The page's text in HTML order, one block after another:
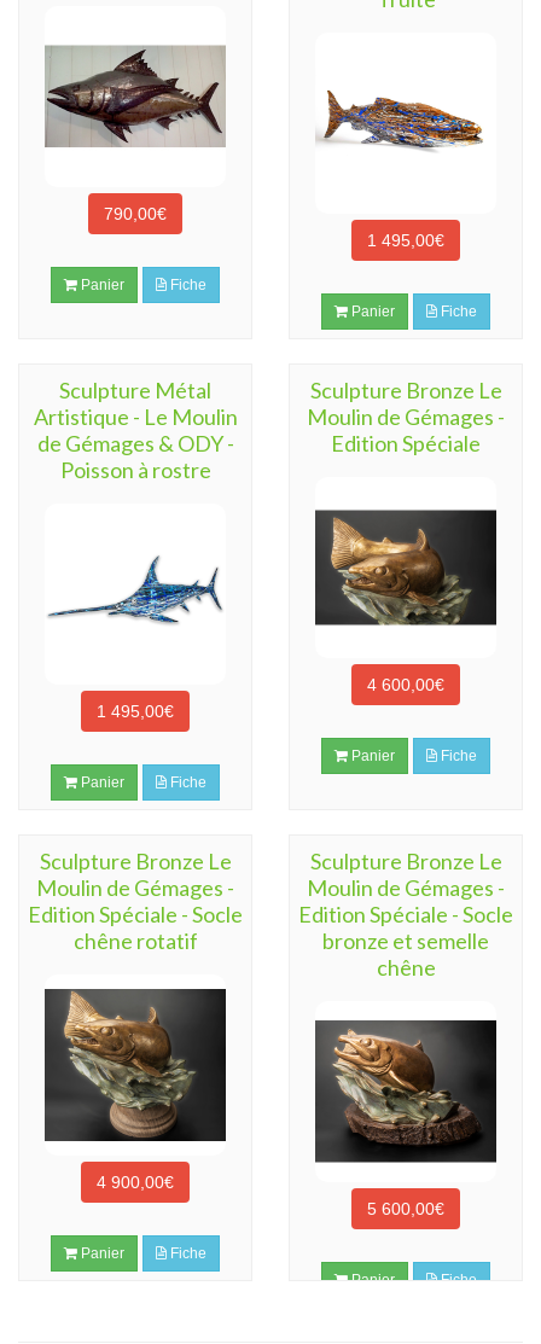
790,00€
Panier Fiche
1 495,00€
Panier Fiche
Sculpture Métal
Artistique - Le Moulin
de Gémages & ODY -
Poisson à rostre
1 495,00€
Panier Fiche
Sculpture Bronze Le
Moulin de Gémages -
Edition Spéciale
4 600,00€
Panier Fiche
Sculpture Bronze Le
Moulin de Gémages -
Edition Spéciale - Socle
chêne rotatif
4 900,00€
Panier Fiche
Sculpture Bronze Le
Moulin de Gémages -
Edition Spéciale - Socle
bronze et semelle
chêne
5 600,00€
Panier Fiche